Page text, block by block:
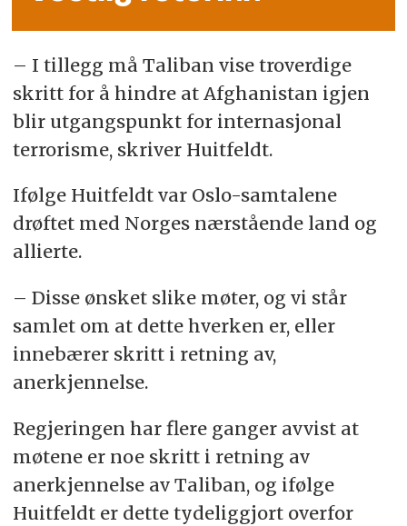
– I tillegg må Taliban vise troverdige
skritt for å hindre at Afghanistan igjen
blir utgangspunkt for internasjonal
terrorisme, skriver Huitfeldt.
Ifølge Huitfeldt var Oslo-samtalene
drøftet med Norges nærstående land og
allierte.
– Disse ønsket slike møter, og vi står
samlet om at dette hverken er, eller
innebærer skritt i retning av,
anerkjennelse.
Regjeringen har flere ganger avvist at
møtene er noe skritt i retning av
anerkjennelse av Taliban, og ifølge
Huitfeldt er dette tydeliggjort overfor